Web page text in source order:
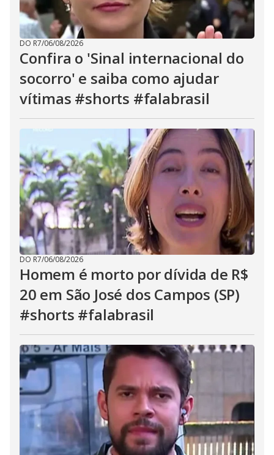
DO R7/06/08/2026
Confira o 'Sinal internacional do
socorro' e saiba como ajudar
vítimas #shorts #falabrasil
DO R7/06/08/2026
Homem é morto por dívida de R$
20 em São José dos Campos (SP)
#shorts #falabrasil